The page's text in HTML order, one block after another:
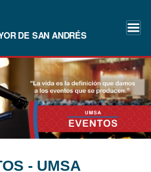
DE SAN ANDRÉS
- UMSA